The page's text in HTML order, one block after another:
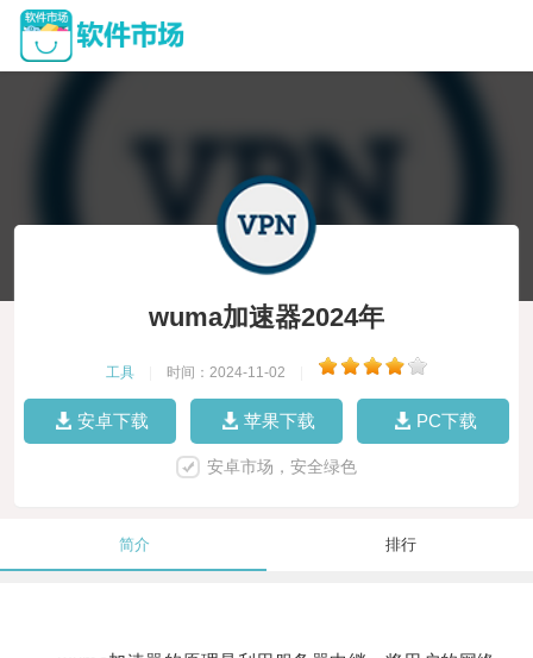
wuma加速器2024年
工具 时间：2024-11-02
安卓下载 苹果下载 PC下载
安卓市场，安全绿色
简介 排行